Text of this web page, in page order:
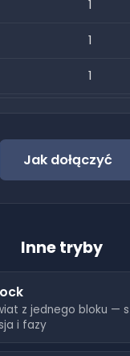
1
1
1
1
1
3
Jak dołączyć
Inne tryby
z jednego bloku —
i fazy